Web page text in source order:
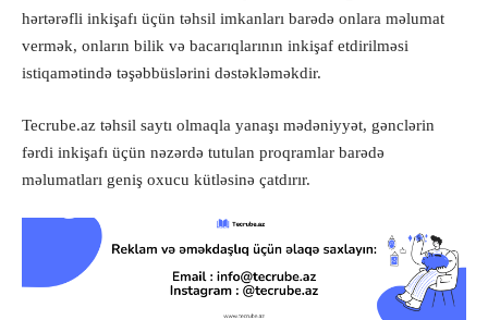
hərtərəfli inkişafı üçün təhsil imkanları barədə onlara məlumat
vermək, onların bilik və bacarıqlarının inkişaf etdirilməsi
istiqamətində təşəbbüslərini dəstəkləməkdir.
Tecrube.az təhsil saytı olmaqla yanaşı mədəniyyət, gənclərin
fərdi inkişafı üçün nəzərdə tutulan proqramlar barədə
məlumatları geniş oxucu kütləsinə çatdırır.